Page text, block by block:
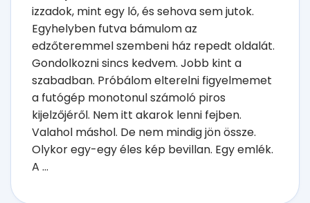
izzadok, mint egy ló, és sehova sem jutok.
Egyhelyben futva bámulom az
edzőteremmel szembeni ház repedt oldalát.
Gondolkozni sincs kedvem. Jobb kint a
szabadban. Próbálom elterelni figyelmemet
a futógép monotonul számoló piros
kijelzőjéről. Nem itt akarok lenni fejben.
Valahol máshol. De nem mindig jön össze.
Olykor egy-egy éles kép bevillan. Egy emlék.
A ...